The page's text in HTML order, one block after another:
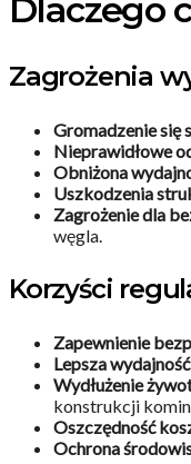
Dlaczego
Zagrożenia
Gromadzenie się
Nieprawidłowe
Obniżona
Uszkodzenia
Zagrożenie dla
węgla.
Korzyści
Zapewnienie
Lepsza
Wydłużenie
konstrukcji
Oszczędność
Ochrona